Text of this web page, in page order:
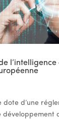
dote d’une